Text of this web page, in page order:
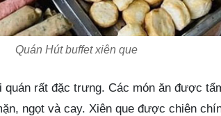
Quán Hút buffet xiên que
quán rất đặc trưng. Các món ăn được
ngọt và cay. Xiên que được chiên